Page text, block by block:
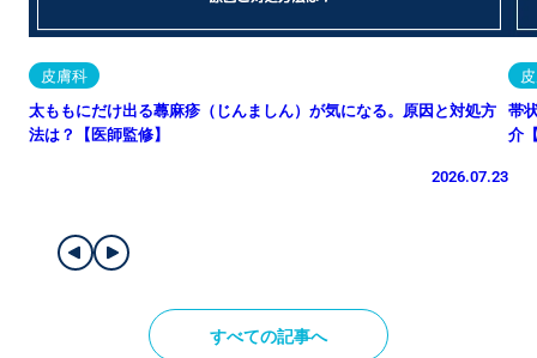
皮膚科
太ももにだけ出る蕁麻疹（じんましん）が気になる。原因と対処方
法は？【医師監修】
2026.07.23
帯
介
すべての記事へ